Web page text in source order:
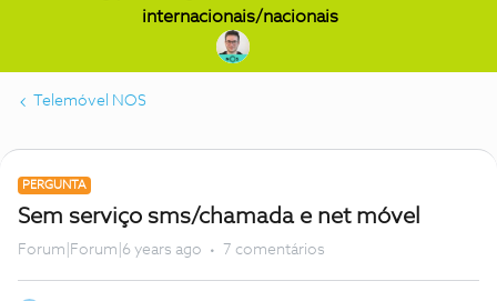
internacionais/nacionais
Telemóvel NOS
PERGUNTA
Sem serviço sms/chamada e net móvel
Forum|Forum|6 years ago 7 comentários